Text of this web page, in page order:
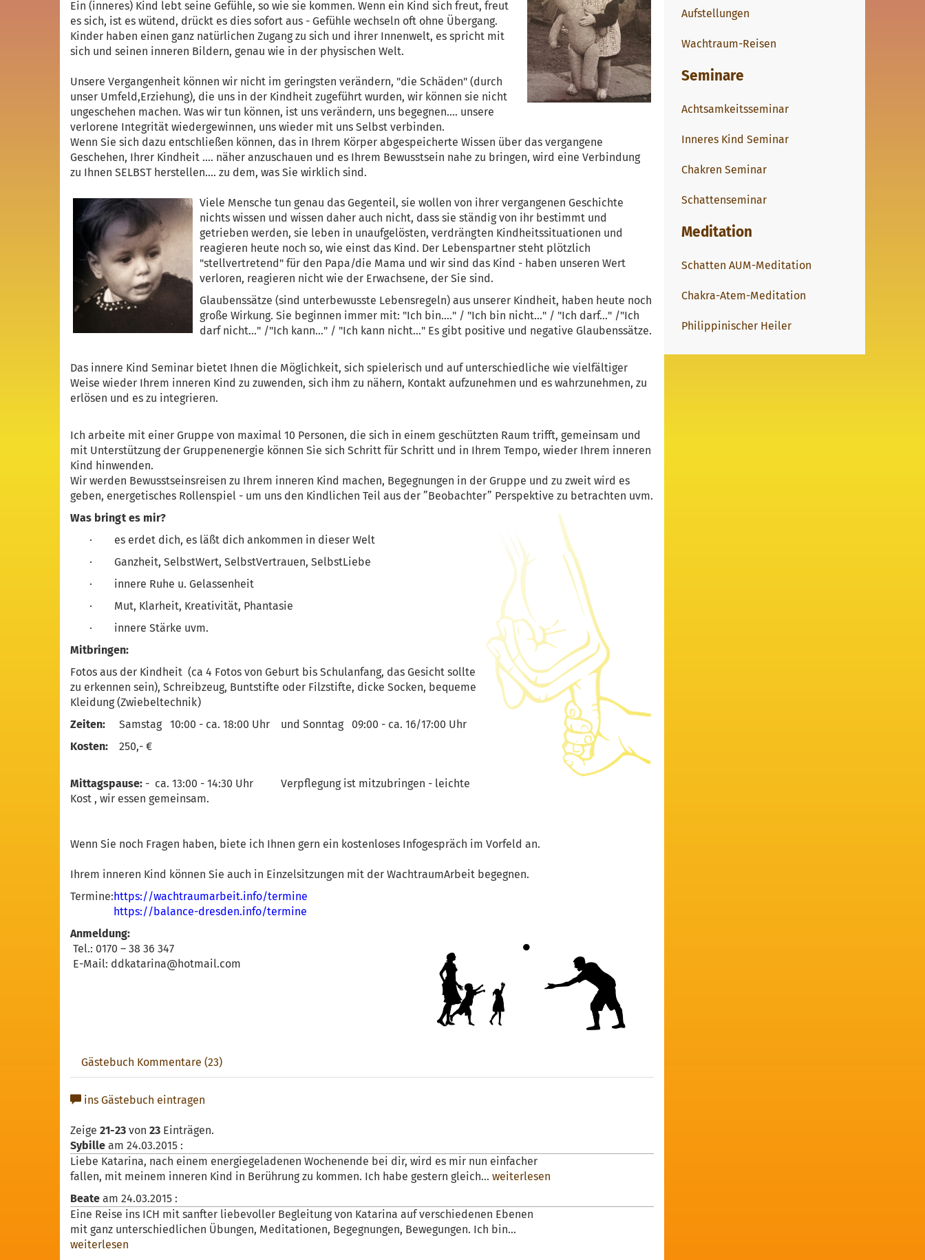
Ein (inneres) Kind lebt seine Gefühle, so wie sie kommen. Wenn ein Kind sich freut, freut
es sich, ist es wütend, drückt es dies sofort aus - Gefühle wechseln oft ohne Übergang.
Kinder haben einen ganz natürlichen Zugang zu sich und ihrer Innenwelt, es spricht mit
sich und seinen inneren Bildern, genau wie in der physischen Welt.
Unsere Vergangenheit können wir nicht im geringsten verändern, "die Schäden" (durch
unser Umfeld,Erziehung), die uns in der Kindheit zugeführt wurden, wir können sie nicht
ungeschehen machen. Was wir tun können, ist uns verändern, uns begegnen.... unsere
verlorene Integrität wiedergewinnen, uns wieder mit uns Selbst verbinden.
Wenn Sie sich dazu entschließen können, das in Ihrem Körper abgespeicherte Wissen über das vergangene
Geschehen, Ihrer Kindheit .... näher anzuschauen und es Ihrem Bewusstsein nahe zu bringen, wird eine Verbindung
zu Ihnen SELBST herstellen.... zu dem, was Sie wirklich sind.
Viele Mensche tun genau das Gegenteil, sie wollen von ihrer vergangenen Geschichte
nichts wissen und wissen daher auch nicht, dass sie ständig von ihr bestimmt und
getrieben werden, sie leben in unaufgelösten, verdrängten Kindheitssituationen und
reagieren heute noch so, wie einst das Kind. Der Lebenspartner steht plötzlich
"stellvertretend" für den Papa/die Mama und wir sind das Kind - haben unseren Wert
verloren, reagieren nicht wie der Erwachsene, der Sie sind.
Glaubenssätze (sind unterbewusste Lebensregeln) aus unserer Kindheit, haben heute noch
große Wirkung. Sie beginnen immer mit: "Ich bin...." / "Ich bin nicht..." / "Ich darf..." /"Ich
darf nicht..." /"Ich kann..." / "Ich kann nicht..." Es gibt positive und negative Glaubenssätze.
Das innere Kind Seminar bietet Ihnen die Möglichkeit, sich spielerisch und auf unterschiedliche wie vielfältiger
Weise wieder Ihrem inneren Kind zu zuwenden, sich ihm zu nähern, Kontakt aufzunehmen und es wahrzunehmen, zu
erlösen und es zu integrieren.
Ich arbeite mit einer Gruppe von maximal 10 Personen, die sich in einem geschützten Raum trifft, gemeinsam und
mit Unterstützung der Gruppenenergie können Sie sich Schritt für Schritt und in Ihrem Tempo, wieder Ihrem inneren
Kind hinwenden.
Wir werden Bewusstseinsreisen zu Ihrem inneren Kind machen, Begegnungen in der Gruppe und zu zweit wird es
geben, energetisches Rollenspiel - um uns den Kindlichen Teil aus der ”Beobachter” Perspektive zu betrachten uvm.
Was bringt es mir?
· es erdet dich, es läßt dich ankommen in dieser Welt
· Ganzheit, SelbstWert, SelbstVertrauen, SelbstLiebe
· innere Ruhe u. Gelassenheit
· Mut, Klarheit, Kreativität, Phantasie
· innere Stärke uvm.
Mitbringen:
Fotos aus der Kindheit (ca 4 Fotos von Geburt bis Schulanfang, das Gesicht sollte
zu erkennen sein), Schreibzeug, Buntstifte oder Filzstifte, dicke Socken, bequeme
Kleidung (Zwiebeltechnik)
Zeiten:
Samstag 10:00 - ca. 18:00 Uhr und Sonntag 09:00 - ca. 16/17:00 Uhr
Kosten:
250,- €
Mittagspause: - ca. 13:00 - 14:30 Uhr Verpflegung ist mitzubringen - leichte
Kost , wir essen gemeinsam.
Wenn Sie noch Fragen haben, biete ich Ihnen gern ein kostenloses Infogespräch im Vorfeld an.
Ihrem inneren Kind können Sie auch in Einzelsitzungen mit der WachtraumArbeit begegnen.
Termine: https://wachtraumarbeit.info/termine
https://balance-dresden.info/termine
Anmeldung:
Tel.: 0170 – 38 36 347
E-Mail: ddkatarina@hotmail.com
Gästebuch Kommentare (23)
ins Gästebuch eintragen
Zeige 21-23 von 23 Einträgen.
Sybille am 24.03.2015 :
Liebe Katarina, nach einem energiegeladenen Wochenende bei dir, wird es mir nun einfacher
fallen, mit meinem inneren Kind in Berührung zu kommen. Ich habe gestern gleich... weiterlesen
Beate am 24.03.2015 :
Eine Reise ins ICH mit sanfter liebevoller Begleitung von Katarina auf verschiedenen Ebenen
mit ganz unterschiedlichen Übungen, Meditationen, Begegnungen, Bewegungen. Ich bin...
weiterlesen
Aufstellungen
Wachtraum-Reisen
Seminare
Achtsamkeitsseminar
Inneres Kind Seminar
Chakren Seminar
Schattenseminar
Meditation
Schatten AUM-Meditation
Chakra-Atem-Meditation
Philippinischer Heiler